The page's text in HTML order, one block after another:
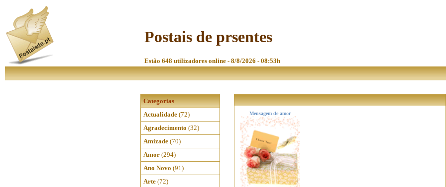
Postais de prsentes
Estão 648 utilizadores online - 8/8/2026 - 08:53h
Categorias
Actualidade (72)
Agradecimento (32)
Amizade (70)
Amor (294)
Ano Novo (91)
Arte (72)
Mensagem de amor